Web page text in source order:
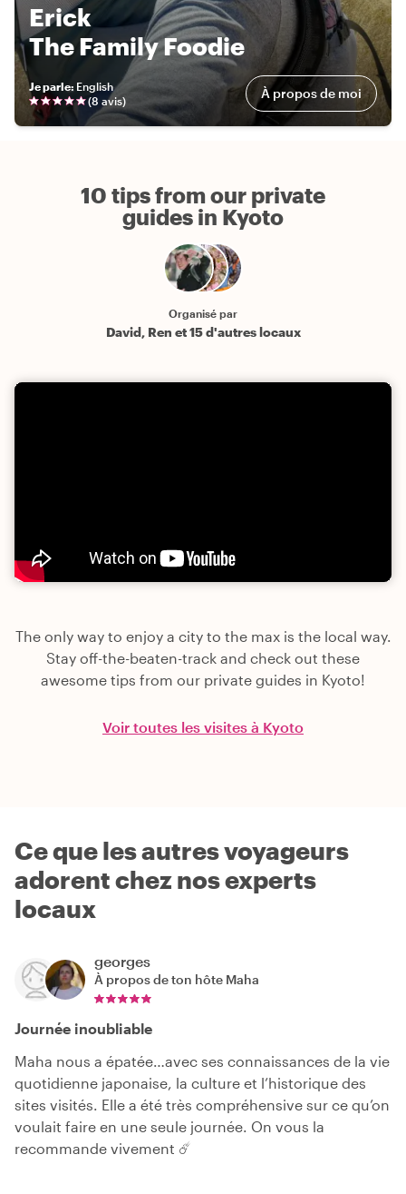
Erick
The Family Foodie
Je parle: English
(8 avis) À propos de moi
10 tips from our private
guides in Kyoto
Organisé par
David, Ren et 15 d'autres locaux
The only way to enjoy a city to the max is the local way.
Stay off-the-beaten-track and check out these
awesome tips from our private guides in Kyoto!
Voir toutes les visites à Kyoto
Ce que les autres voyageurs
adorent chez nos experts
locaux
georges
À propos de ton hôte Maha
Journée inoubliable
Maha nous a épatée…avec ses connaissances de la vie
quotidienne japonaise, la culture et l’historique des
sites visités. Elle a été très compréhensive sur ce qu’on
voulait faire en une seule journée. On vous la
recommande vivement ☄️